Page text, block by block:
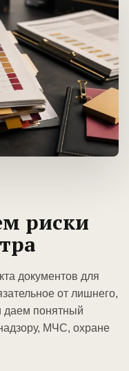
риски
документов для
от лишнего,
даем понятный
МЧС, охране